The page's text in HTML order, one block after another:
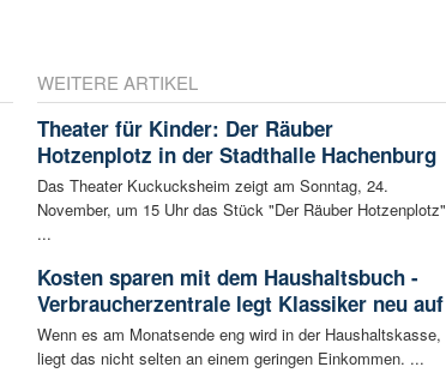
WEITERE ARTIKEL
Theater für Kinder: Der Räuber
Hotzenplotz in der Stadthalle Hachenburg
Das Theater Kuckucksheim zeigt am Sonntag, 24.
November, um 15 Uhr das Stück "Der Räuber Hotzenplotz"
...
Kosten sparen mit dem Haushaltsbuch -
Verbraucherzentrale legt Klassiker neu auf
Wenn es am Monatsende eng wird in der Haushaltskasse,
liegt das nicht selten an einem geringen Einkommen. ...